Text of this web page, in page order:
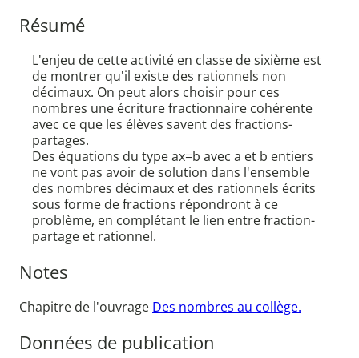
Résumé
L'enjeu de cette activité en classe de sixième est
de montrer qu'il existe des rationnels non
décimaux. On peut alors choisir pour ces
nombres une écriture fractionnaire cohérente
avec ce que les élèves savent des fractions-
partages.
Des équations du type ax=b avec a et b entiers
ne vont pas avoir de solution dans l'ensemble
des nombres décimaux et des rationnels écrits
sous forme de fractions répondront à ce
problème, en complétant le lien entre fraction-
partage et rationnel.
Notes
Chapitre de l'ouvrage Des nombres au collège.
Données de publication